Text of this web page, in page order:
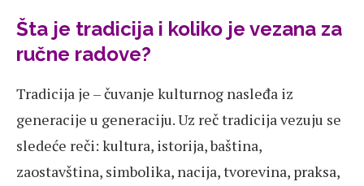
Šta je tradicija i koliko je vezana za
ručne radove?
Tradicija je – čuvanje kulturnog nasleđa iz
generacije u generaciju. Uz reč tradicija vezuju se
sledeće reči: kultura, istorija, baština,
zaostavština, simbolika, nacija, tvorevina, praksa,